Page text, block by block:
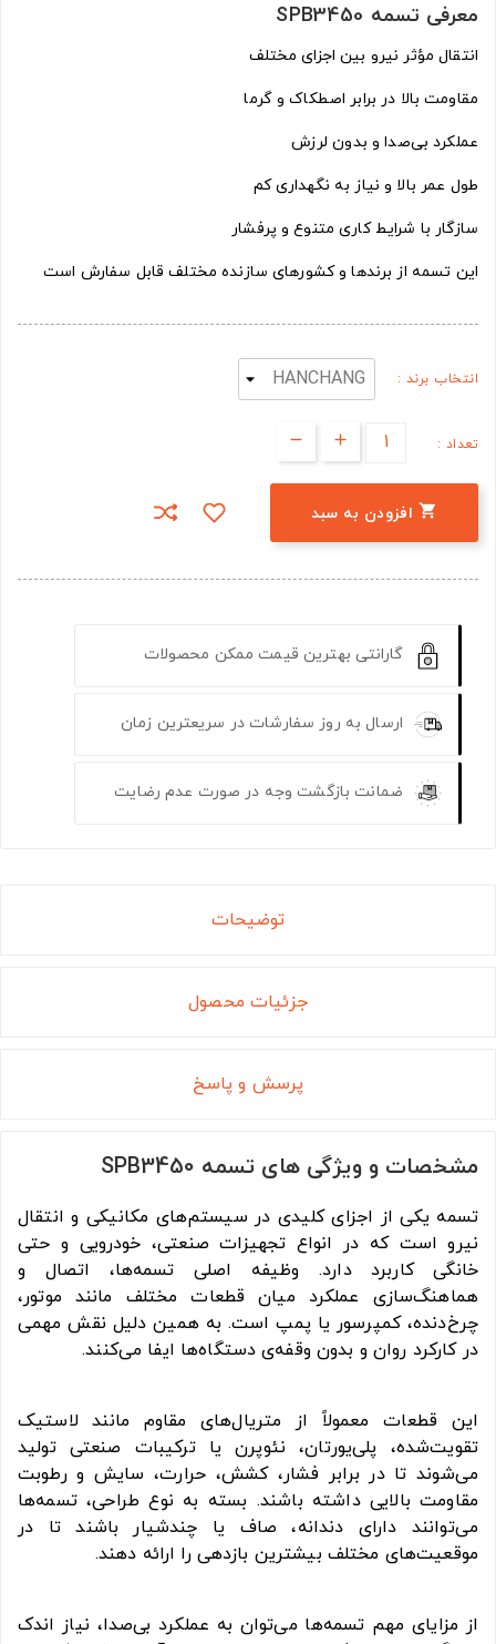
معرفی تسمه SPB3450
انتقال مؤثر نیرو بین اجزای مختلف
مقاومت بالا در برابر اصطکاک و گرما
عملکرد بی‌صدا و بدون لرزش
طول عمر بالا و نیاز به نگهداری کم
سازگار با شرایط کاری متنوع و پرفشار
این تسمه از برندها و کشورهای سازنده مختلف قابل سفارش است
انتخاب برند :
تعداد :
 افزودن به سبد
گارانتی بهترین قیمت ممکن محصولات
ارسال به روز سفارشات در سریعترین زمان
ضمانت بازگشت وجه در صورت عدم رضایت
توضیحات
جزئیات محصول
پرسش و پاسخ
مشخصات و ویژگی های تسمه SPB3450
تسمه یکی از اجزای کلیدی در سیستم‌های مکانیکی و انتقال
نیرو است که در انواع تجهیزات صنعتی، خودرویی و حتی
خانگی کاربرد دارد. وظیفه اصلی تسمه‌ها، اتصال و
هماهنگ‌سازی عملکرد میان قطعات مختلف مانند موتور،
چرخ‌دنده، کمپرسور یا پمپ است. به همین دلیل نقش مهمی
در کارکرد روان و بدون وقفه‌ی دستگاه‌ها ایفا می‌کنند.
این قطعات معمولاً از متریال‌های مقاوم مانند لاستیک
تقویت‌شده، پلی‌یورتان، نئوپرن یا ترکیبات صنعتی تولید
می‌شوند تا در برابر فشار، کشش، حرارت، سایش و رطوبت
مقاومت بالایی داشته باشند. بسته به نوع طراحی، تسمه‌ها
می‌توانند دارای دندانه، صاف یا چندشیار باشند تا در
موقعیت‌های مختلف بیشترین بازدهی را ارائه دهند.
از مزایای مهم تسمه‌ها می‌توان به عملکرد بی‌صدا، نیاز اندک